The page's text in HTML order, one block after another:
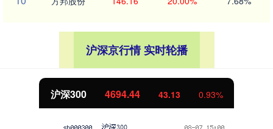
沪深京行情 实时轮播
沪深300 4694.44 43.13 0.93%